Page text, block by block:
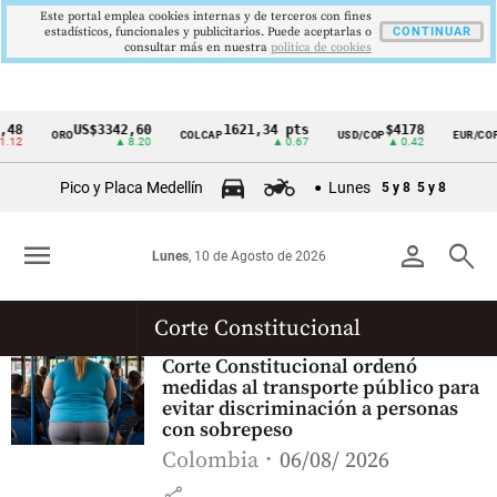
Cintillo
Colombia
OROUS$3342,60
▲ 8.20
COLCAP1621,34 pts
▲ 0.67
USD/COP$4178
▲ 0.42
EUR/COP
Pico y Placa Medellín Lunes 5 y 8 5 y 8
person search
Lunes, 10 de Agosto de 2026
menu
Corte Constitucional
Corte Constitucional ordenó
medidas al transporte público para
evitar discriminación a personas
con sobrepeso
Colombia 06/08/ 2026
Este portal emplea cookies internas y de terceros con fines
estadísticos, funcionales y publicitarios. Puede aceptarlas o
consultar más en nuestra politica de cookies
CONTINUAR